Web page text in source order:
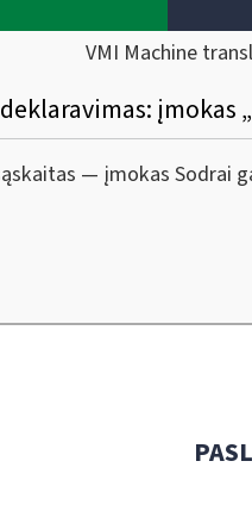
VMI Machine
— įmokas Sodrai